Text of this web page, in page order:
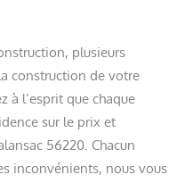
plusieurs
construction de votre
à l’esprit que chaque
sur le prix et
56220. Chacun
inconvénients, nous vous